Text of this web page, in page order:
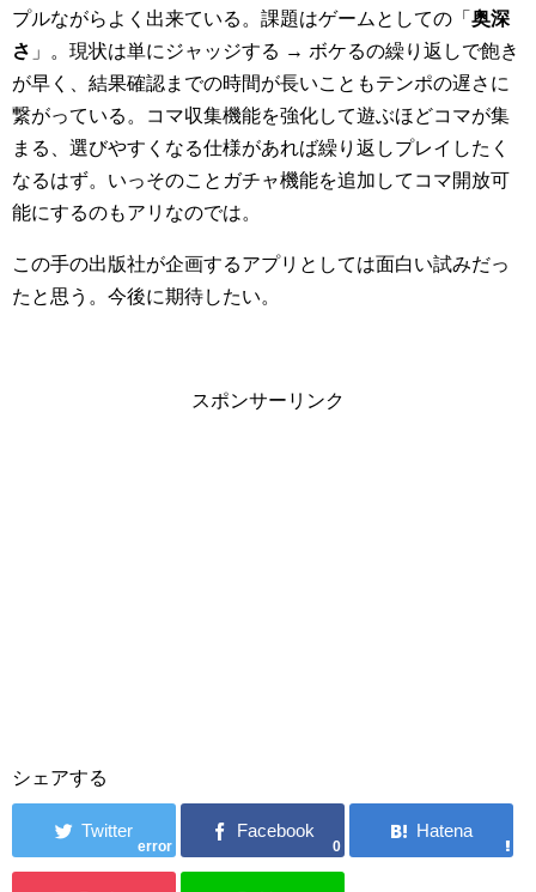
プルながらよく出来ている。課題はゲームとしての「 奥深
さ 」。現状は単にジャッジする → ボケるの繰り返しで飽き
が早く、結果確認までの時間が長いこともテンポの遅さに
繋がっている。コマ収集機能を強化して遊ぶほどコマが集
まる、選びやすくなる仕様があれば繰り返しプレイしたく
なるはず。いっそのことガチャ機能を追加してコマ開放可
能にするのもアリなのでは。
この手の出版社が企画するアプリとしては面白い試みだっ
たと思う。今後に期待したい。
スポンサーリンク
シェアする
error 0